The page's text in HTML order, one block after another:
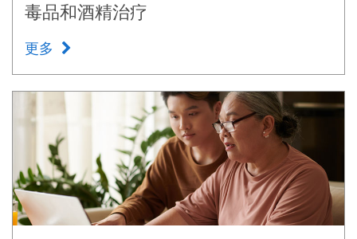
毒品和酒精治疗
更多